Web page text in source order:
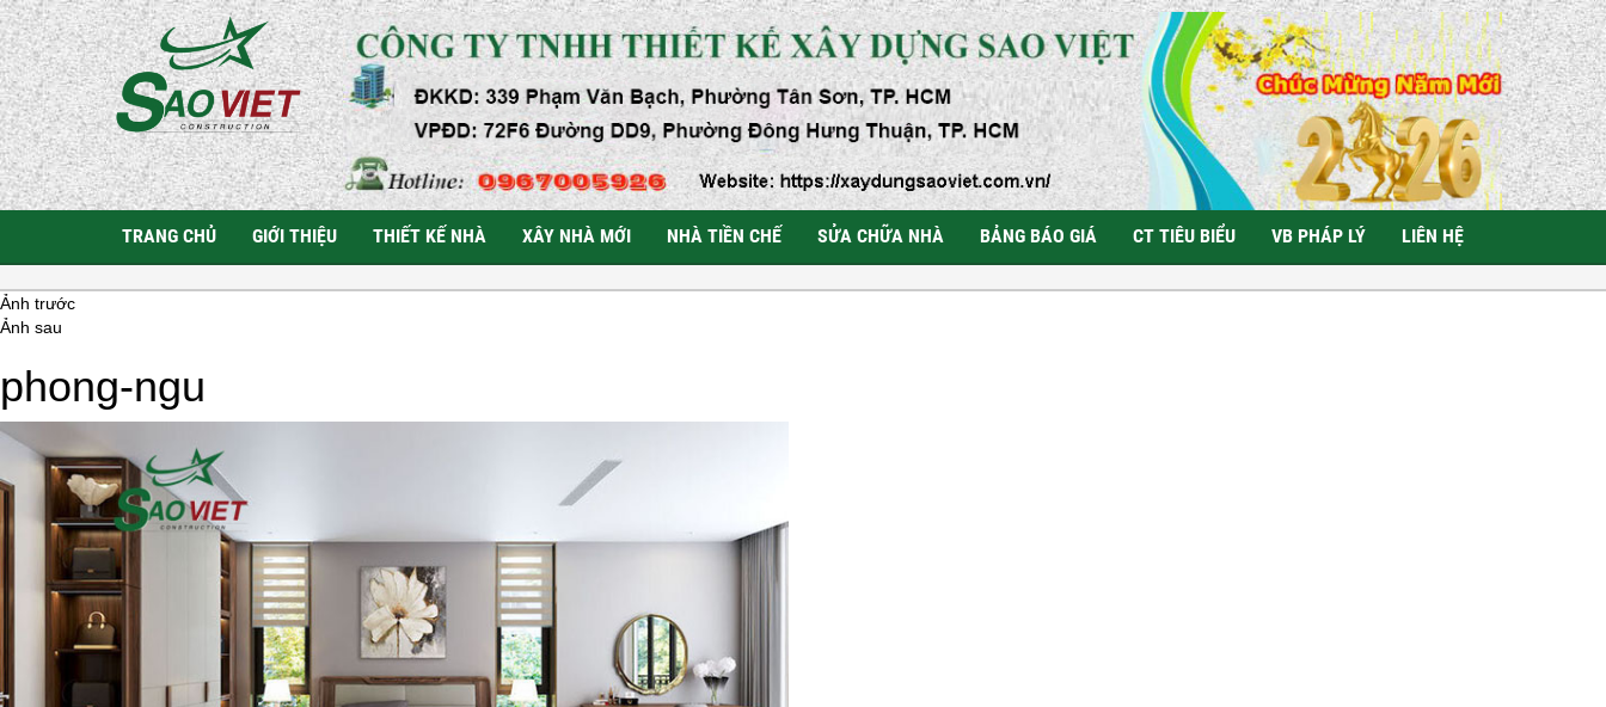
TRANG CHỦ GIỚI THIỆU THIẾT KẾ NHÀ XÂY NHÀ MỚI NHÀ TIỀN CHẾ SỬA CHỮA NHÀ BẢNG BÁO GIÁ CT TIÊU BIỂU VB PHÁP LÝ LIÊN HỆ
Ảnh trước
Ảnh sau
phong-ngu